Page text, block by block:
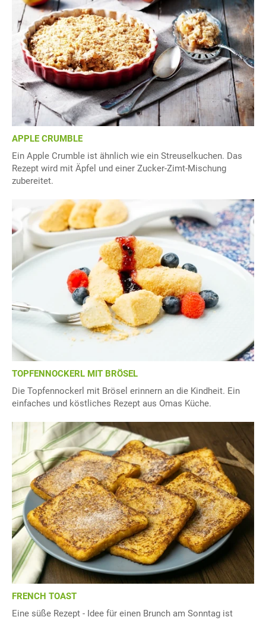
APPLE CRUMBLE
Ein Apple Crumble ist ähnlich wie ein Streuselkuchen. Das
Rezept wird mit Äpfel und einer Zucker-Zimt-Mischung
zubereitet.
TOPFENNOCKERL MIT BRÖSEL
Die Topfennockerl mit Brösel erinnern an die Kindheit. Ein
einfaches und köstliches Rezept aus Omas Küche.
FRENCH TOAST
Eine süße Rezept - Idee für einen Brunch am Sonntag ist